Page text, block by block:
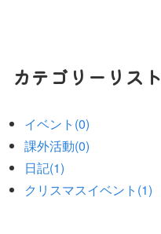
カテゴリーリスト
イベント(0)
課外活動(0)
日記(1)
クリスマスイベント(1)